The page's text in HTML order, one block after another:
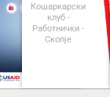
Кошаркарски
клуб -
Работнички -
Скопје